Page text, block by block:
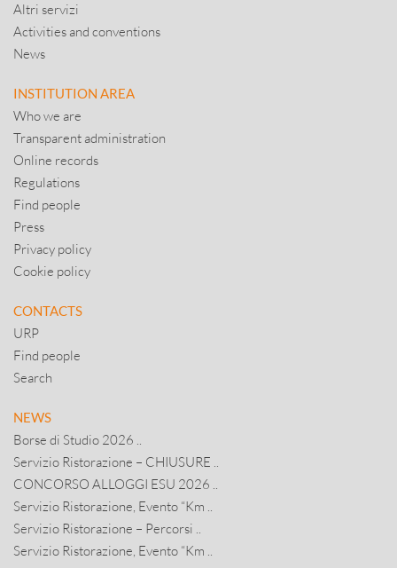
Altri servizi
Activities and conventions
News
INSTITUTION AREA
Who we are
Transparent administration
Online records
Regulations
Find people
Press
Privacy policy
Cookie policy
CONTACTS
URP
Find people
Search
NEWS
Borse di Studio 2026 ..
Servizio Ristorazione – CHIUSURE ..
CONCORSO ALLOGGI ESU 2026 ..
Servizio Ristorazione, Evento “Km ..
Servizio Ristorazione – Percorsi ..
Servizio Ristorazione, Evento “Km ..